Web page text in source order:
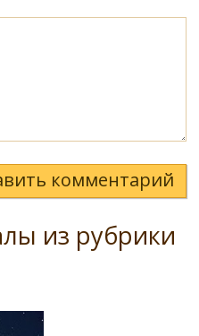
комментарий
из рубрики